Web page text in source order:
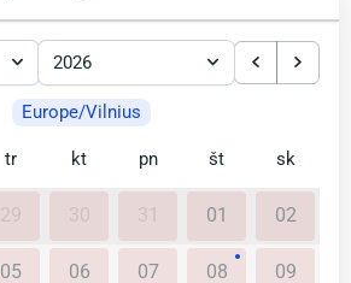
2026
Europe/Vilnius
tr kt pn št sk
29 30 31 01 02
05 06 07 08 09